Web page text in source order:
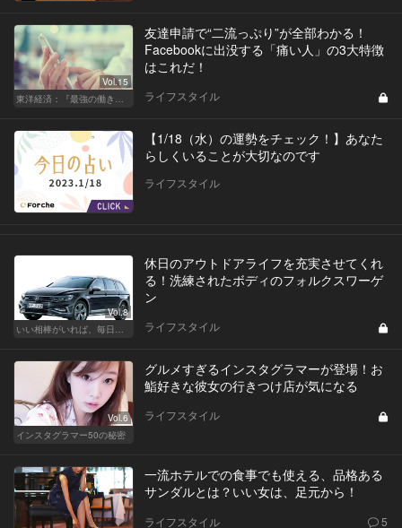
Vol.15
東洋経済：『最強の働き方』『一流の育て方』
友達申請で“二流っぷり”が全部わかる！
Facebookに出没する「痛い人」の3大特徴
はこれだ！
ライフスタイル
【1/18（水）の運勢をチェック！】あなた
らしくいることが大切なのです
ライフスタイル
Vol.8
いい相棒がいれば、毎日が楽しい。クルマがあるとできること
休日のアウトドアライフを充実させてくれ
る！洗練されたボディのフォルクスワーゲ
ン
ライフスタイル
Vol.6
インスタグラマー50の秘密
グルメすぎるインスタグラマーが登場！お
鮨好きな彼女の行きつけ店が気になる
ライフスタイル
一流ホテルでの食事でも使える、品格ある
サンダルとは？いい女は、足元から！
ライフスタイル 5